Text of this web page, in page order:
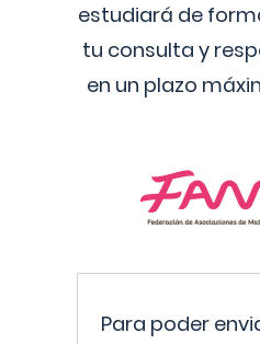
estudiará de
tu consulta y
en un plazo
Para poder